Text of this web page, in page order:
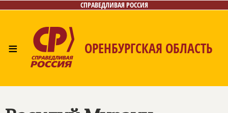
СПРАВЕДЛИВАЯ РОССИЯ
≡ ОРЕНБУРГСКАЯ ОБЛАСТЬ
Контакты